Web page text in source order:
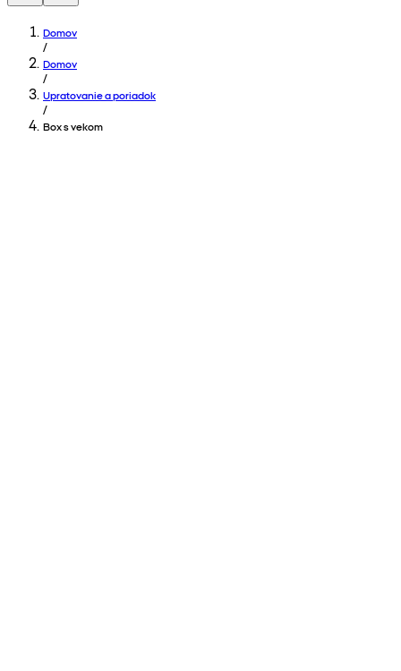
Domov
/
Domov
/
Upratovanie a poriadok
/
Box s vekom